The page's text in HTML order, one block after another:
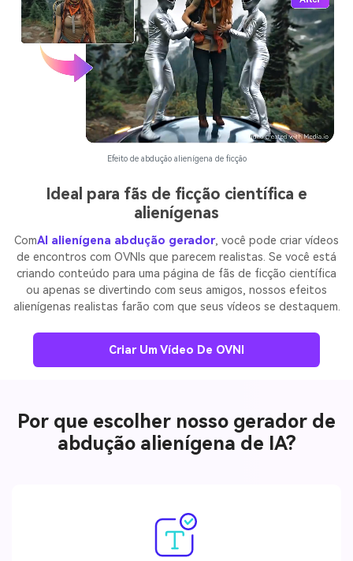
Ideal para fãs de ficção científica e
alienígenas
ComAI alienígena abdução gerador, você pode criar vídeos
de encontros com OVNIs que parecem realistas. Se você está
criando conteúdo para uma página de fãs de ficção científica
ou apenas se divertindo com seus amigos, nossos efeitos
alienígenas realistas farão com que seus vídeos se destaquem.
Criar Um Vídeo De OVNI
Efeito de abdução alienígena de ficção
Por que escolher nosso gerador de
abdução alienígena de IA?